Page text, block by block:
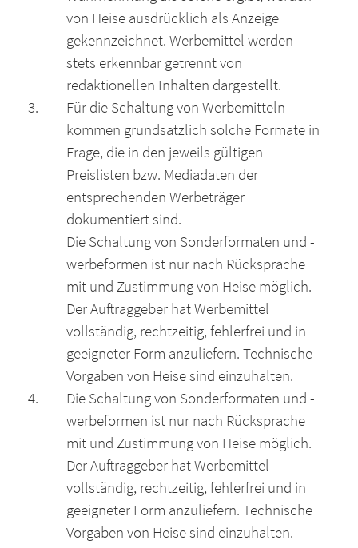
von Heise ausdrücklich als Anzeige
gekennzeichnet. Werbemittel werden
stets erkennbar getrennt von
redaktionellen Inhalten dargestellt.
Für die Schaltung von Werbemitteln
kommen grundsätzlich solche Formate in
Frage, die in den jeweils gültigen
Preislisten bzw. Mediadaten der
entsprechenden Werbeträger
dokumentiert sind.
Die Schaltung von Sonderformaten und -
werbeformen ist nur nach Rücksprache
mit und Zustimmung von Heise möglich.
Der Auftraggeber hat Werbemittel
vollständig, rechtzeitig, fehlerfrei und in
geeigneter Form anzuliefern. Technische
Vorgaben von Heise sind einzuhalten.
Die Schaltung von Sonderformaten und -
werbeformen ist nur nach Rücksprache
mit und Zustimmung von Heise möglich.
Der Auftraggeber hat Werbemittel
vollständig, rechtzeitig, fehlerfrei und in
geeigneter Form anzuliefern. Technische
Vorgaben von Heise sind einzuhalten.